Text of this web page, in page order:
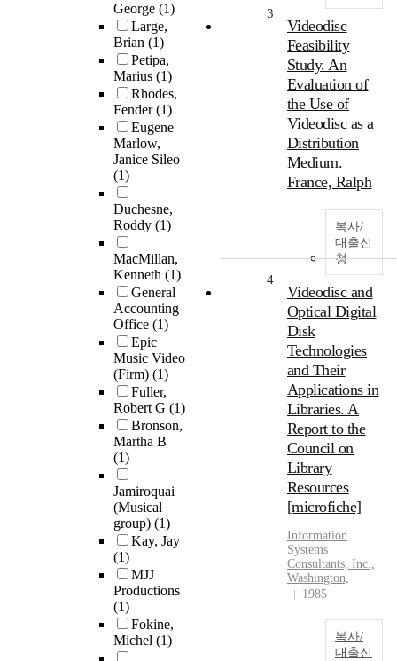
George (1)
Large,
Brian (1)
Petipa,
Marius (1)
Rhodes,
Fender(1)
Eugene
Marlow,
Janice Sileo
(1)
Duchesne,
Roddy (1)
MacMillan,
Kenneth (1)
General
Accounting
Office (1)
Epic
Music Video
(Firm) (1)
Fuller,
Robert G (1)
Bronson,
Martha B
(1)
Jamiroquai
(Musical
group) (1)
Kay, Jay
(1)
MJJ
Productions
(1)
Fokine,
Michel (1)
3
Videodisc
Feasibility
Study. An
Evaluation of
the Use of
Videodisc as a
Distribution
Medium.
France, Ralph
복사/
대출신
청
4
Videodisc and
Optical Digital
Disk
Technologies
and Their
Applications in
Libraries. A
Report to the
Council on
Library
Resources
[microfiche]
Information
Systems
Consultants, Inc.,
Washington,
1985
복사/
대출신